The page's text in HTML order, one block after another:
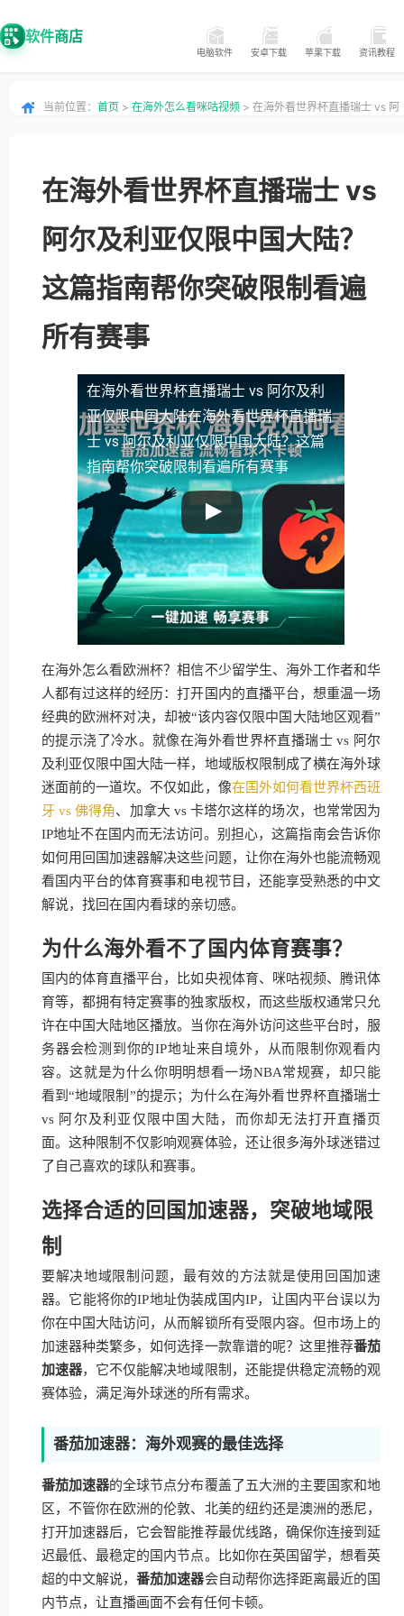
软件商店
电脑软件 安卓下载 苹果下载 资讯教程
当前位置： 首页 > 在海外怎么看咪咕视频 > 在海外看世界杯直播瑞士 vs 阿
在海外看世界杯直播瑞士 vs
阿尔及利亚仅限中国大陆？
这篇指南帮你突破限制看遍
所有赛事
在海外看世界杯直播瑞士 vs 阿尔及利
亚仅限中国大陆在海外看世界杯直播瑞
士 vs 阿尔及利亚仅限中国大陆？这篇
指南帮你突破限制看遍所有赛事
在海外怎么看欧洲杯？相信不少留学生、海外工作者和华
人都有过这样的经历：打开国内的直播平台，想重温一场
经典的欧洲杯对决，却被“该内容仅限中国大陆地区观看”
的提示浇了冷水。就像在海外看世界杯直播瑞士 vs 阿尔
及利亚仅限中国大陆一样，地域版权限制成了横在海外球
迷面前的一道坎。不仅如此，像在国外如何看世界杯西班
牙 vs 佛得角、加拿大 vs 卡塔尔这样的场次，也常常因为
IP地址不在国内而无法访问。别担心，这篇指南会告诉你
如何用回国加速器解决这些问题，让你在海外也能流畅观
看国内平台的体育赛事和电视节目，还能享受熟悉的中文
解说，找回在国内看球的亲切感。
为什么海外看不了国内体育赛事？
国内的体育直播平台，比如央视体育、咪咕视频、腾讯体
育等，都拥有特定赛事的独家版权，而这些版权通常只允
许在中国大陆地区播放。当你在海外访问这些平台时，服
务器会检测到你的IP地址来自境外，从而限制你观看内
容。这就是为什么你明明想看一场NBA常规赛，却只能
看到“地域限制”的提示；为什么在海外看世界杯直播瑞士
vs 阿尔及利亚仅限中国大陆，而你却无法打开直播页
面。这种限制不仅影响观赛体验，还让很多海外球迷错过
了自己喜欢的球队和赛事。
选择合适的回国加速器，突破地域限
制
要解决地域限制问题，最有效的方法就是使用回国加速
器。它能将你的IP地址伪装成国内IP，让国内平台误以为
你在中国大陆访问，从而解锁所有受限内容。但市场上的
加速器种类繁多，如何选择一款靠谱的呢？这里推荐番茄
加速器，它不仅能解决地域限制，还能提供稳定流畅的观
赛体验，满足海外球迷的所有需求。
番茄加速器：海外观赛的最佳选择
番茄加速器的全球节点分布覆盖了五大洲的主要国家和地
区，不管你在欧洲的伦敦、北美的纽约还是澳洲的悉尼，
打开加速器后，它会智能推荐最优线路，确保你连接到延
迟最低、最稳定的国内节点。比如你在英国留学，想看英
超的中文解说，番茄加速器会自动帮你选择距离最近的国
内节点，让直播画面不会有任何卡顿。